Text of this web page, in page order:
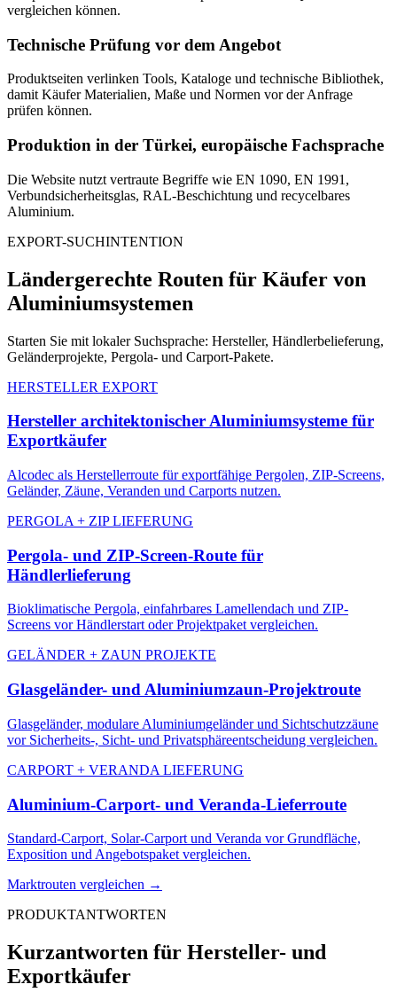
vergleichen können.
Technische Prüfung vor dem Angebot
Produktseiten verlinken Tools, Kataloge und technische Bibliothek,
damit Käufer Materialien, Maße und Normen vor der Anfrage
prüfen können.
Produktion in der Türkei, europäische Fachsprache
Die Website nutzt vertraute Begriffe wie EN 1090, EN 1991,
Verbundsicherheitsglas, RAL-Beschichtung und recycelbares
Aluminium.
EXPORT-SUCHINTENTION
Ländergerechte Routen für Käufer von
Aluminiumsystemen
Starten Sie mit lokaler Suchsprache: Hersteller, Händlerbelieferung,
Geländerprojekte, Pergola- und Carport-Pakete.
HERSTELLER EXPORT
Hersteller architektonischer Aluminiumsysteme für
Exportkäufer
Alcodec als Herstellerroute für exportfähige Pergolen, ZIP-Screens,
Geländer, Zäune, Veranden und Carports nutzen.
PERGOLA + ZIP LIEFERUNG
Pergola- und ZIP-Screen-Route für
Händlerlieferung
Bioklimatische Pergola, einfahrbares Lamellendach und ZIP-
Screens vor Händlerstart oder Projektpaket vergleichen.
GELÄNDER + ZAUN PROJEKTE
Glasgeländer- und Aluminiumzaun-Projektroute
Glasgeländer, modulare Aluminiumgeländer und Sichtschutzzäune
vor Sicherheits-, Sicht- und Privatsphäreentscheidung vergleichen.
CARPORT + VERANDA LIEFERUNG
Aluminium-Carport- und Veranda-Lieferroute
Standard-Carport, Solar-Carport und Veranda vor Grundfläche,
Exposition und Angebotspaket vergleichen.
Marktrouten vergleichen →
PRODUKTANTWORTEN
Kurzantworten für Hersteller- und
Exportkäufer